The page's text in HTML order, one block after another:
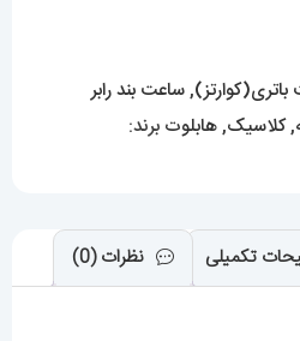
,ساعت بند رابر
,کلاسیک,هابلوت برند:
تکمیلی نظرات (0)